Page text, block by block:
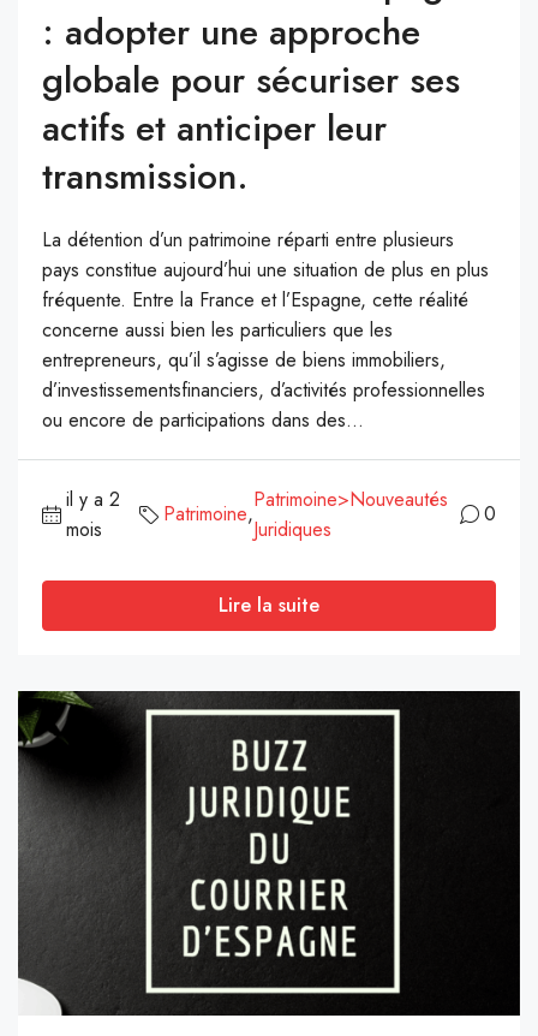
: adopter une approche
globale pour sécuriser ses
actifs et anticiper leur
transmission.
La détention d’un patrimoine réparti entre plusieurs
pays constitue aujourd’hui une situation de plus en plus
fréquente. Entre la France et l’Espagne, cette réalité
concerne aussi bien les particuliers que les
entrepreneurs, qu’il s’agisse de biens immobiliers,
d’investissementsfinanciers, d’activités professionnelles
ou encore de participations dans des...
il y a 2
mois
Patrimoine,
Patrimoine>Nouveautés
Juridiques
0
Lire la suite